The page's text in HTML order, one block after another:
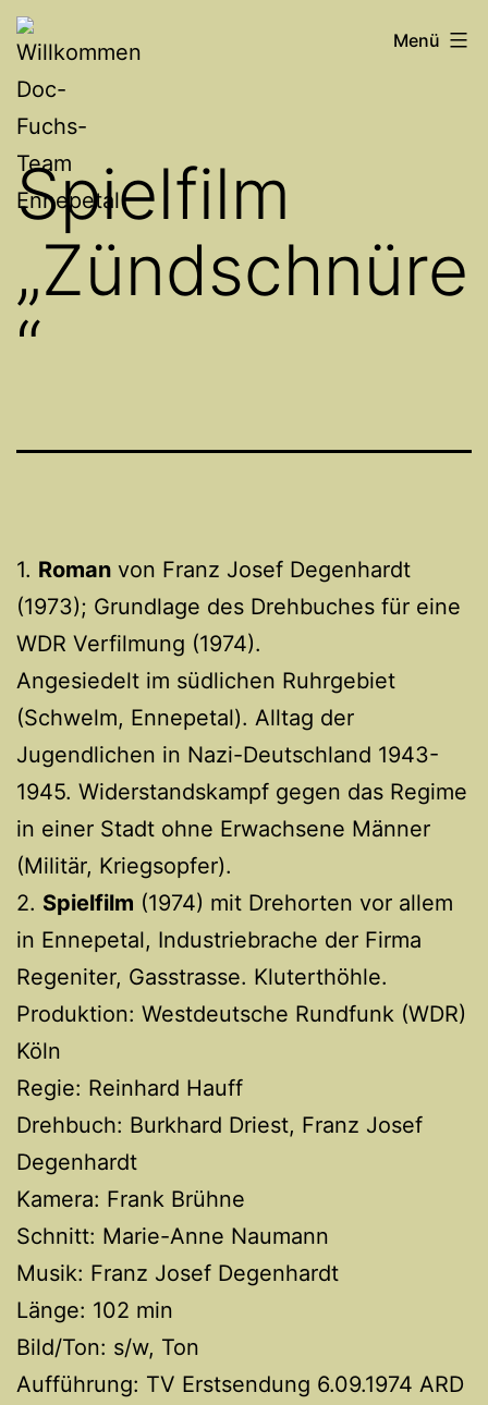
Zum
Inhalt
springen
Willkommen
Doc-
Fuchs-
Team
Ennepetal
Menü
Spielfilm
„Zündschnüre
“
1. Roman von Franz Josef Degenhardt
(1973); Grundlage des Drehbuches für eine
WDR Verfilmung (1974).
Angesiedelt im südlichen Ruhrgebiet
(Schwelm, Ennepetal). Alltag der
Jugendlichen in Nazi-Deutschland 1943-
1945. Widerstandskampf gegen das Regime
in einer Stadt ohne Erwachsene Männer
(Militär, Kriegsopfer).
2. Spielfilm (1974) mit Drehorten vor allem
in Ennepetal, Industriebrache der Firma
Regeniter, Gasstrasse. Kluterthöhle.
Produktion: Westdeutsche Rundfunk (WDR)
Köln
Regie: Reinhard Hauff
Drehbuch: Burkhard Driest, Franz Josef
Degenhardt
Kamera: Frank Brühne
Schnitt: Marie-Anne Naumann
Musik: Franz Josef Degenhardt
Länge: 102 min
Bild/Ton: s/w, Ton
Aufführung: TV Erstsendung 6.09.1974 ARD